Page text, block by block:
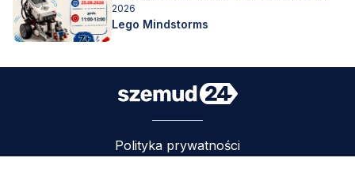
2026
Lego Mindstorms
Polityka prywatności